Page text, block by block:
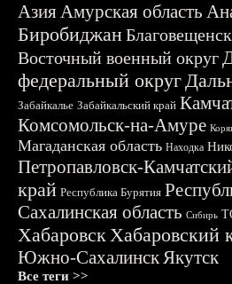
АзияАмурская область
БиробиджанБлаговещенск
Восточный военный округ
федеральный округ
Забайкалье Забайкальский край
Комсомольск-на-Амуре
Магаданская область Находка
Петропавловск-
край Республика Бурятия
Сахалинская область Сибирь
ХабаровскХабаровский
Южно-СахалинскЯкутск
Все теги >>